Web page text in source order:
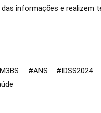
informações e realizem
#ANS #IDSS2024